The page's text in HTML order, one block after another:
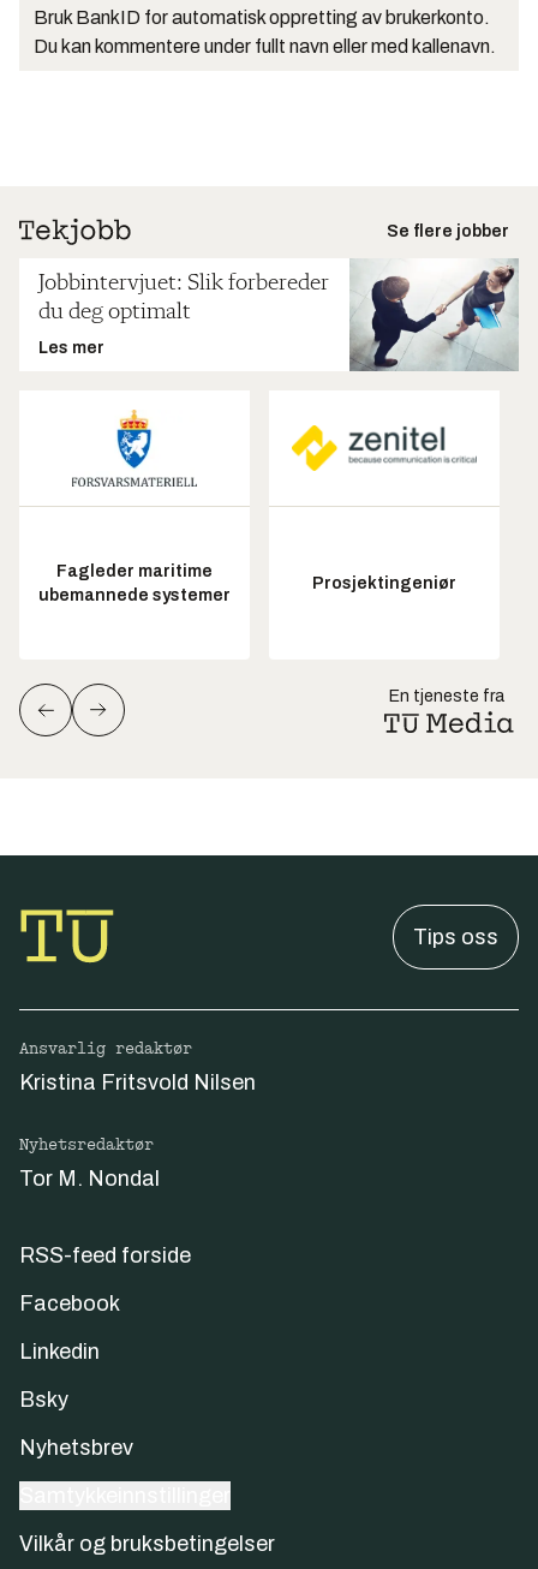
Bruk BankID for automatisk oppretting av brukerkonto.
Du kan kommentere under fullt navn eller med kallenavn.
Se flere jobber
Jobbintervjuet: Slik forbereder
du deg optimalt
Les mer
Fagleder maritime
ubemannede systemer
Prosjektingeniør
En tjeneste fra
Tips oss
Ansvarlig redaktør
Kristina Fritsvold Nilsen
Nyhetsredaktør
Tor M. Nondal
RSS-feed forside
Facebook
Linkedin
Bsky
Nyhetsbrev
Vilkår og bruksbetingelser